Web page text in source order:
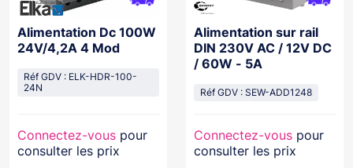
Alimentation Dc 100W
24V/4,2A 4 Mod
Réf GDV : ELK-HDR-100-
24N
Connectez-vous pour
consulter les prix
Alimentation sur rail
DIN 230V AC / 12V DC
/ 60W - 5A
Réf GDV : SEW-ADD1248
Connectez-vous pour
consulter les prix